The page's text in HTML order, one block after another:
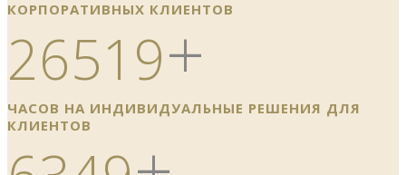
КОРПОРАТИВНЫХ КЛИЕНТОВ
26519+
ЧАСОВ НА ИНДИВИДУАЛЬНЫЕ РЕШЕНИЯ ДЛЯ
КЛИЕНТОВ